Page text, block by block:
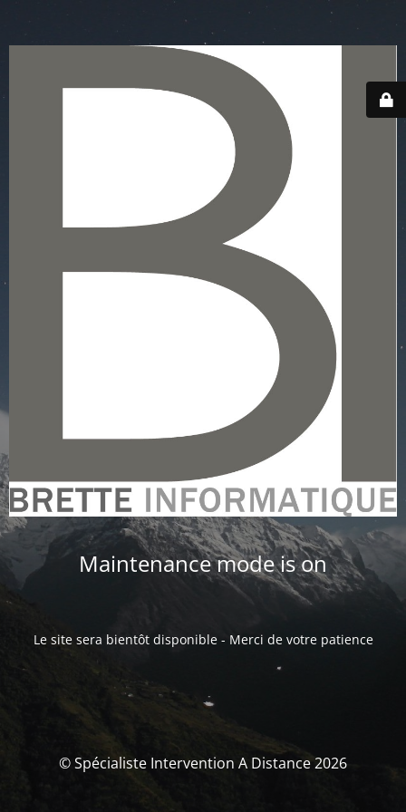
Maintenance mode is on
Le site sera bientôt disponible - Merci de votre patience
© Spécialiste Intervention A Distance 2026